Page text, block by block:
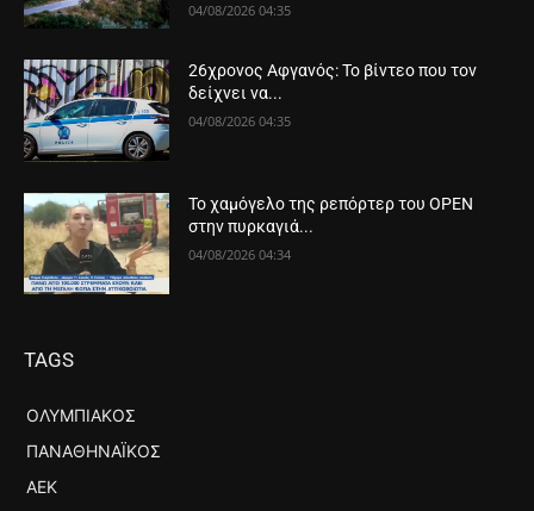
04/08/2026 04:35
26χρονος Αφγανός: Το βίντεο που τον
δείχνει να...
04/08/2026 04:35
Το χαμόγελο της ρεπόρτερ του OPEN
στην πυρκαγιά...
04/08/2026 04:34
TAGS
ΟΛΥΜΠΙΑΚΌΣ
ΠΑΝΑΘΗΝΑΪΚΌΣ
ΑΕΚ